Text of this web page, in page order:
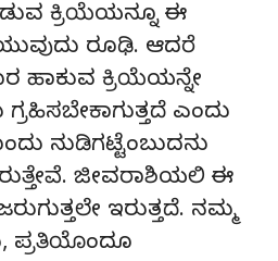
ಕ್ರಿಯೆಯನ್ನೂ ಈ
ರೂಢಿ. ಆದರೆ
ಹಾಕುವ ಕ್ರಿಯೆಯನ್ನೇ
ಎಂದು
ನುಡಿಗಟ್ಟೆಂಬುದನು
ಜೀವರಾಶಿಯಲಿ ಈ
ಇರುತ್ತದೆ. ನಮ್ಮ
ಪ್ರತಿಯೊಂದೂ